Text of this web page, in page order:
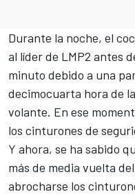
Durante la noche, el
al líder de LMP2 antes
minuto debido a una
decimocuarta hora de
volante. En ese
los cinturones de
Y ahora, se ha sabido
más de media vuelta del
abrocharse los